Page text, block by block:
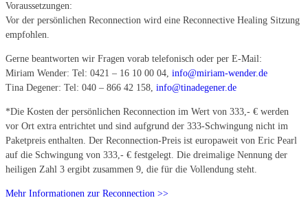
Voraussetzungen:
Vor der persönlichen Reconnection wird eine Reconnective Healing Sitzung
empfohlen.
Gerne beantworten wir Fragen vorab telefonisch oder per E-Mail:
Miriam Wender: Tel: 0421 – 16 10 00 04, info@miriam-wender.de
Tina Degener: Tel: 040 – 866 42 158, info@tinadegener.de
*Die Kosten der persönlichen Reconnection im Wert von 333,- € werden
vor Ort extra entrichtet und sind aufgrund der 333-Schwingung nicht im
Paketpreis enthalten. Der Reconnection-Preis ist europaweit von Eric Pearl
auf die Schwingung von 333,- € festgelegt. Die dreimalige Nennung der
heiligen Zahl 3 ergibt zusammen 9, die für die Vollendung steht.
Mehr Informationen zur Reconnection >>